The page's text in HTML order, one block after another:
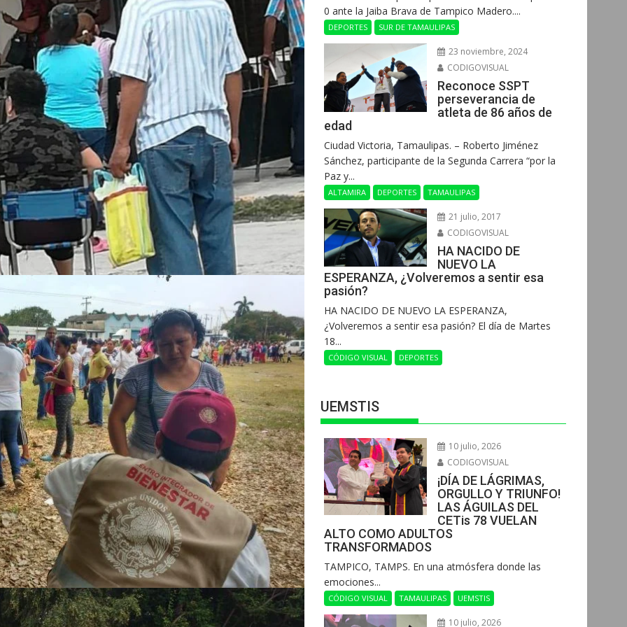
0 ante la Jaiba Brava de Tampico Madero....
DEPORTES SUR DE TAMAULIPAS
23 noviembre, 2024
CODIGOVISUAL
Reconoce SSPT
perseverancia de
atleta de 86 años de
edad
Ciudad Victoria, Tamaulipas. – Roberto Jiménez
Sánchez, participante de la Segunda Carrera “por la
Paz y...
ALTAMIRA DEPORTES TAMAULIPAS
21 julio, 2017
CODIGOVISUAL
HA NACIDO DE
NUEVO LA
ESPERANZA, ¿Volveremos a sentir esa
pasión?
HA NACIDO DE NUEVO LA ESPERANZA,
¿Volveremos a sentir esa pasión? El día de Martes
18...
CÓDIGO VISUAL DEPORTES
UEMSTIS
10 julio, 2026
CODIGOVISUAL
¡DÍA DE LÁGRIMAS,
ORGULLO Y TRIUNFO!
LAS ÁGUILAS DEL
CETis 78 VUELAN
ALTO COMO ADULTOS
TRANSFORMADOS
​TAMPICO, TAMPS. En una atmósfera donde las
emociones...
CÓDIGO VISUAL TAMAULIPAS UEMSTIS
10 julio, 2026